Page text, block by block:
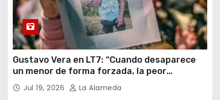
Gustavo Vera en LT7: “Cuando desaparece
un menor de forma forzada, la peor
hipótesis es trata, y así debe seguir
caratulado el caso Loan”
Jul 19, 2026 La Alameda